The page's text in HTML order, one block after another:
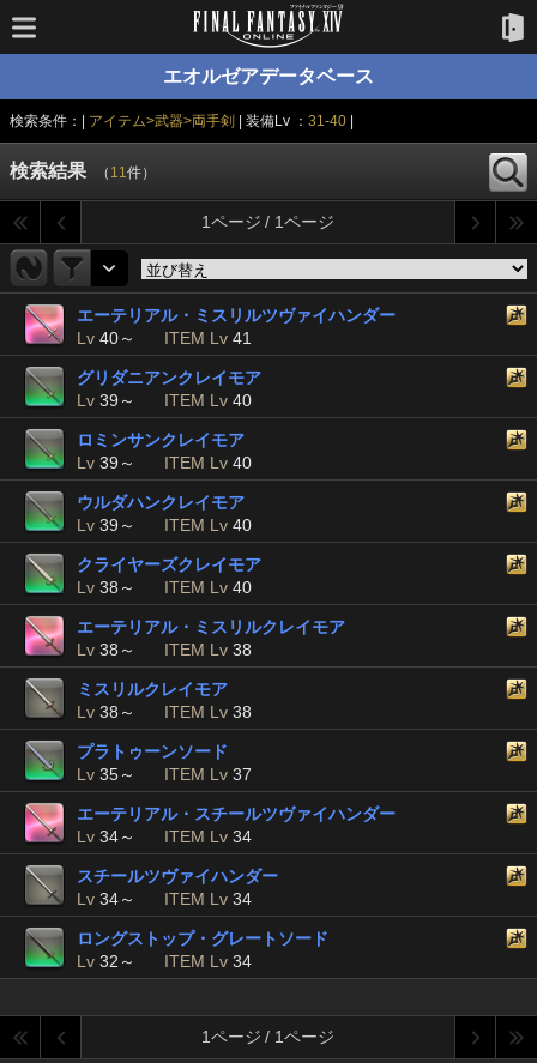
エオルゼアデータベース
検索条件：| アイテム>武器>両手剣 | 装備Lv ： 31-40|
検索結果 （ 11件）
1ページ / 1ページ
エーテリアル・ミスリルツヴァイハンダー
Lv 40～ ITEM Lv 41
グリダニアンクレイモア
Lv 39～ ITEM Lv 40
ロミンサンクレイモア
Lv 39～ ITEM Lv 40
ウルダハンクレイモア
Lv 39～ ITEM Lv 40
クライヤーズクレイモア
Lv 38～ ITEM Lv 40
エーテリアル・ミスリルクレイモア
Lv 38～ ITEM Lv 38
ミスリルクレイモア
Lv 38～ ITEM Lv 38
プラトゥーンソード
Lv 35～ ITEM Lv 37
エーテリアル・スチールツヴァイハンダー
Lv 34～ ITEM Lv 34
スチールツヴァイハンダー
Lv 34～ ITEM Lv 34
ロングストップ・グレートソード
Lv 32～ ITEM Lv 34
1ページ / 1ページ